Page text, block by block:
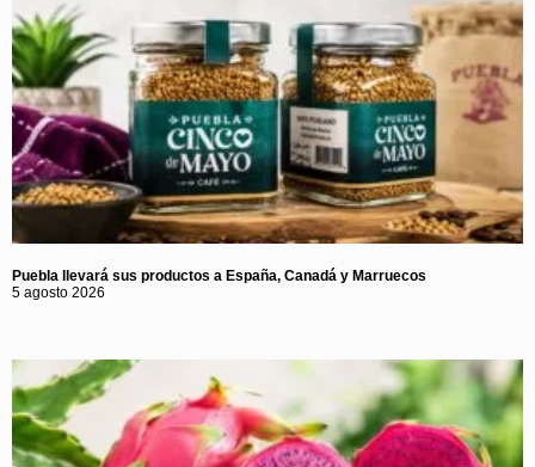
Puebla llevará sus productos a España, Canadá y Marruecos
5 agosto 2026